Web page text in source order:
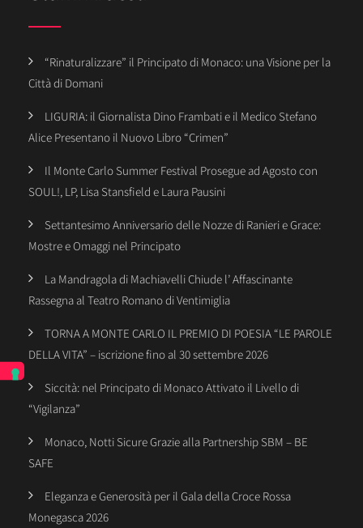
“Rinaturalizzare” il Principato di Monaco: una Visione per la
Città di Domani
LIGURIA: il Giornalista Dino Frambati e il Medico Stefano
Alice Presentano il Nuovo Libro “Crimen”
Il Monte Carlo Summer Festival Prosegue ad Agosto con
SOUL!, LP, Lisa Stansfield e Laura Pausini
Settantesimo Anniversario delle Nozze di Ranieri e Grace:
Mostre e Omaggi nel Principato
La Mandragola di Machiavelli Chiude l’ Affascinante
Rassegna al Teatro Romano di Ventimiglia
TORNA A MONTE CARLO IL PREMIO DI POESIA “LE PAROLE
DELLA VITA” – iscrizione fino al 30 settembre 2026
Siccità: nel Principato di Monaco Attivato il Livello di
“Vigilanza”
Monaco, Notti Sicure Grazie alla Partnership SBM – BE
SAFE
Eleganza e Generosità per il Gala della Croce Rossa
Monegasca 2026